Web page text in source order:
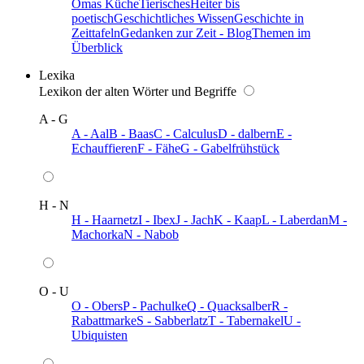
Omas KücheTierischesHeiter bis
poetischGeschichtliches WissenGeschichte in
ZeittafelnGedanken zur Zeit - BlogThemen im
Überblick
Lexika
Lexikon der alten Wörter und Begriffe
A - G
A - AalB - BaasC - CalculusD - dalbernE -
EchauffierenF - FäheG - Gabelfrühstück
H - N
H - HaarnetzI - IbexJ - JachK - KaapL - LaberdanM -
MachorkaN - Nabob
O - U
O - ObersP - PachulkeQ - QuacksalberR -
RabattmarkeS - SabberlatzT - TabernakelU -
Ubiquisten